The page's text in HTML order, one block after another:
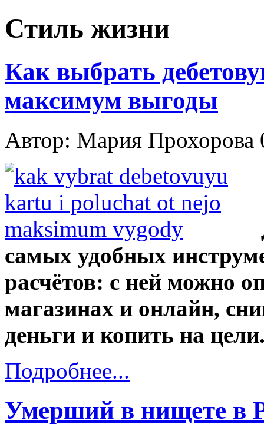
Стиль жизни
Как выбрать
максимум выгоды
Автор: Мария Прохорова
самых удобных
расчётов: с ней можно
магазинах и онлайн,
деньги и копить на
Подробнее...
Умерший в нищете в